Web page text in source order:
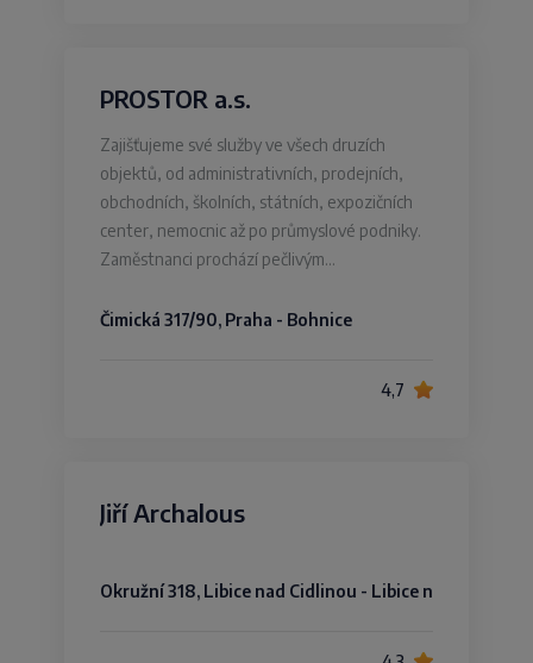
PROSTOR a.s.
Zajišťujeme své služby ve všech druzích
objektů, od administrativních, prodejních,
obchodních, školních, státních, expozičních
center, nemocnic až po průmyslové podniky.
Zaměstnanci prochází pečlivým…
Čimická 317/90, Praha - Bohnice
4,7
Jiří Archalous
Okružní 318, Libice nad Cidlinou - Libice n